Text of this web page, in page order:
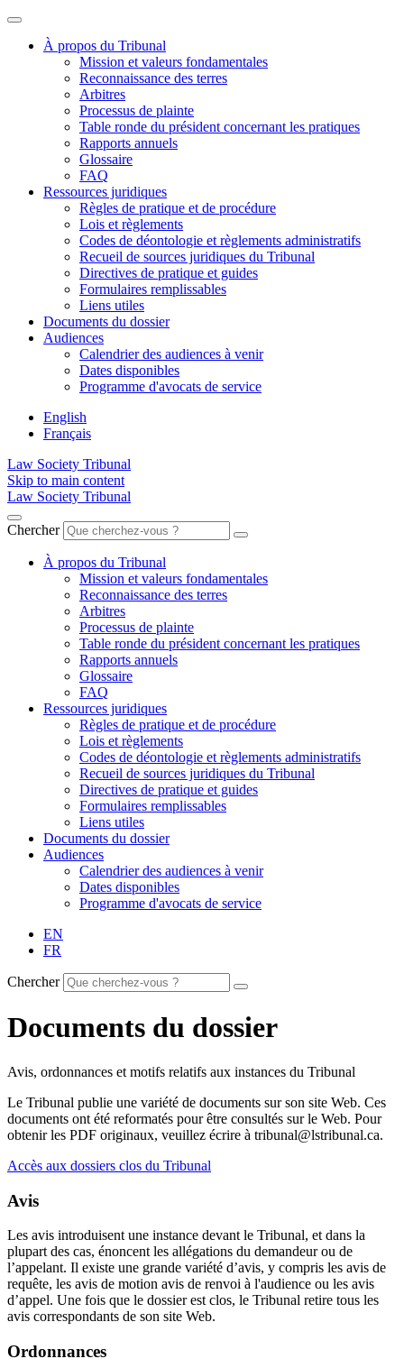
À propos du Tribunal
Mission et valeurs fondamentales
Reconnaissance des terres
Arbitres
Processus de plainte
Table ronde du président concernant les pratiques
Rapports annuels
Glossaire
FAQ
Ressources juridiques
Règles de pratique et de procédure
Lois et règlements
Codes de déontologie et règlements administratifs
Recueil de sources juridiques du Tribunal
Directives de pratique et guides
Formulaires remplissables
Liens utiles
Documents du dossier
Audiences
Calendrier des audiences à venir
Dates disponibles
Programme d'avocats de service
English
Français
Law Society Tribunal
Skip to main content
Law Society Tribunal
Chercher
À propos du Tribunal
Mission et valeurs fondamentales
Reconnaissance des terres
Arbitres
Processus de plainte
Table ronde du président concernant les pratiques
Rapports annuels
Glossaire
FAQ
Ressources juridiques
Règles de pratique et de procédure
Lois et règlements
Codes de déontologie et règlements administratifs
Recueil de sources juridiques du Tribunal
Directives de pratique et guides
Formulaires remplissables
Liens utiles
Documents du dossier
Audiences
Calendrier des audiences à venir
Dates disponibles
Programme d'avocats de service
EN
FR
Chercher
Documents du dossier
Avis, ordonnances et motifs relatifs aux instances du Tribunal
Le Tribunal publie une variété de documents sur son site Web. Ces
documents ont été reformatés pour être consultés sur le Web. Pour
obtenir les PDF originaux, veuillez écrire à tribunal@lstribunal.ca.
Accès aux dossiers clos du Tribunal
Avis
Les avis introduisent une instance devant le Tribunal, et dans la
plupart des cas, énoncent les allégations du demandeur ou de
l’appelant. Il existe une grande variété d’avis, y compris les avis de
requête, les avis de motion avis de renvoi à l'audience ou les avis
d’appel. Une fois que le dossier est clos, le Tribunal retire tous les
avis correspondants de son site Web.
Ordonnances